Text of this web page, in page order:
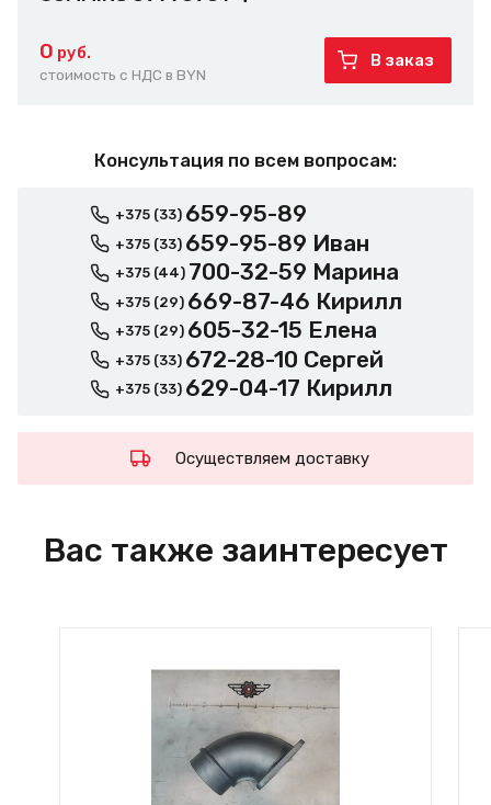
0 руб.
стоимость с НДС в BYN
В заказ
Консультация по всем вопросам:
+375 (33) 659-95-89
+375 (33) 659-95-89 Иван
+375 (44) 700-32-59 Марина
+375 (29) 669-87-46 Кирилл
+375 (29) 605-32-15 Елена
+375 (33) 672-28-10 Сергей
+375 (33) 629-04-17 Кирилл
Осуществляем доставку
Вас также заинтересует